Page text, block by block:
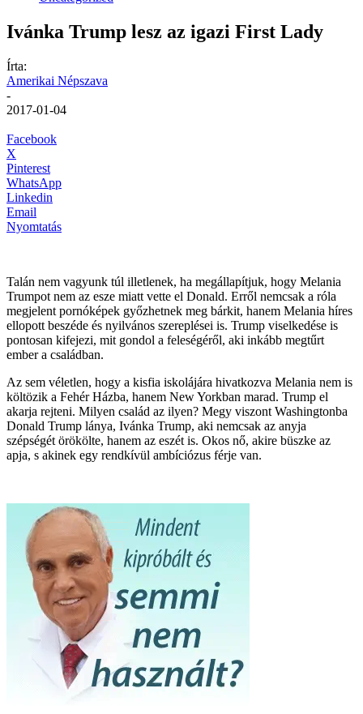
Ivánka Trump lesz az igazi First Lady
Írta:
Amerikai Népszava
-
2017-01-04
Facebook
X
Pinterest
WhatsApp
Linkedin
Email
Nyomtatás
Talán nem vagyunk túl illetlenek, ha megállapítjuk, hogy Melania
Trumpot nem az esze miatt vette el Donald. Erről nemcsak a róla
megjelent pornóképek győzhetnek meg bárkit, hanem Melania híres
ellopott beszéde és nyilvános szereplései is. Trump viselkedése is
pontosan kifejezi, mit gondol a feleségéről, aki inkább megtűrt
ember a családban.
Az sem véletlen, hogy a kisfia iskolájára hivatkozva Melania nem is
költözik a Fehér Házba, hanem New Yorkban marad. Trump el
akarja rejteni. Milyen család az ilyen? Megy viszont Washingtonba
Donald Trump lánya, Ivánka Trump, aki nemcsak az anyja
szépségét örökölte, hanem az eszét is. Okos nő, akire büszke az
apja, s akinek egy rendkívül ambíciózus férje van.